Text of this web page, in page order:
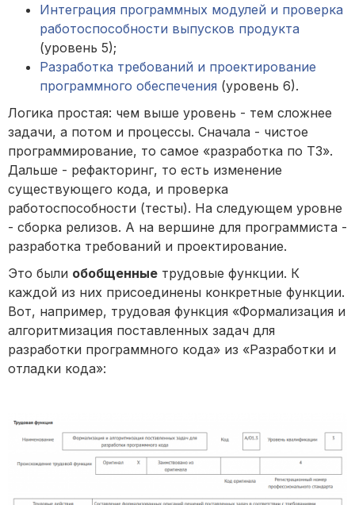
Интеграция программных модулей и проверка
работоспособности выпусков продукта
(уровень 5);
Разработка требований и проектирование
программного обеспечения (уровень 6).
Логика простая: чем выше уровень - тем сложнее
задачи, а потом и процессы. Сначала - чистое
программирование, то самое «разработка по ТЗ».
Дальше - рефакторинг, то есть изменение
существующего кода, и проверка
работоспособности (тесты). На следующем уровне
- сборка релизов. А на вершине для программиста -
разработка требований и проектирование.
Это были обобщенные трудовые функции. К
каждой из них присоединены конкретные функции.
Вот, например, трудовая функция «Формализация и
алгоритмизация поставленных задач для
разработки программного кода» из «Разработки и
отладки кода»: